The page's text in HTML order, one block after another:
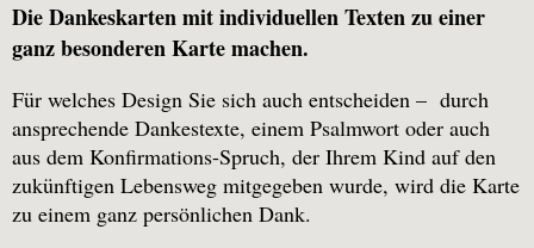
Die Dankeskarten mit individuellen Texten zu einer
ganz besonderen Karte machen.
Für welches Design Sie sich auch entscheiden – durch
ansprechende Dankestexte, einem Psalmwort oder auch
aus dem Konfirmations-Spruch, der Ihrem Kind auf den
zukünftigen Lebensweg mitgegeben wurde, wird die Karte
zu einem ganz persönlichen Dank.